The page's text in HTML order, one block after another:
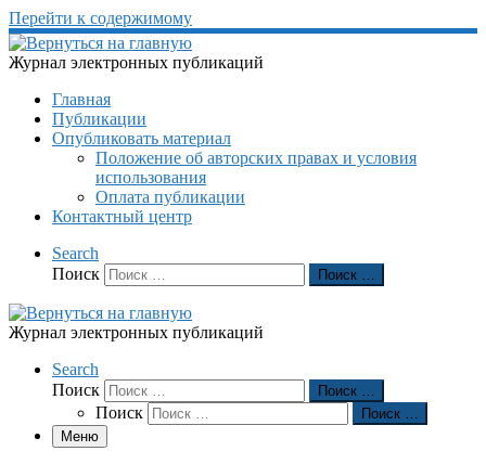
Перейти к содержимому
Журнал электронных публикаций
Главная
Публикации
Опубликовать материал
Положение об авторских правах и условия
использования
Оплата публикации
Контактный центр
Search
Поиск
Поиск …
Журнал электронных публикаций
Search
Поиск
Поиск …
Поиск
Поиск …
Меню